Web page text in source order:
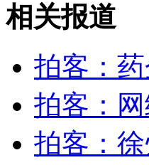
幼儿园给儿童吃霉变
山西运城恶犬咬伤多人
相关报道
拍客：
拍客：
拍客：